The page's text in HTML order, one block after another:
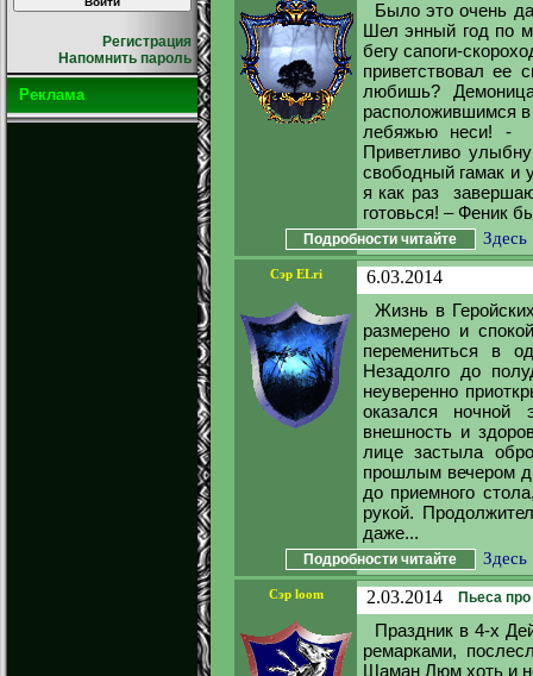
Регистрация
Напомнить пароль
Реклама
Было это очень
Шел энный год по
бегу сапоги-
приветствовал
любишь?
расположившимся
лебяжью неси! -
Приветливо
свободный гамак и
я как раз
готовься! – Феник
Подробности читайте Здесь
Сэр ELri
6.03.2014
Жизнь в
размерено и
перемениться в
Незадолго до
неуверенно
оказался
внешность и
лице застыла
прошлым вечером
до приемного
рукой.
даже...
Подробности читайте Здесь
Сэр loom 2.03.2014 Пьеса
Праздник в 4-х
ремарками,
Шаман Люм хоть и